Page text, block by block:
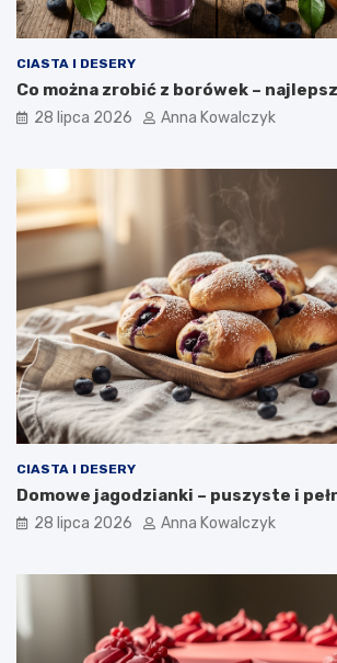
CIASTA I DESERY
Co można zrobić z borówek –
28 lipca 2026 Anna Kowalczyk
CIASTA I DESERY
Domowe jagodzianki – puszyste i
28 lipca 2026 Anna Kowalczyk